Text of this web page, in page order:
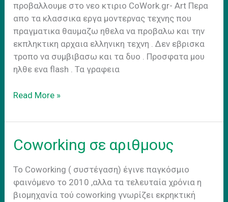
προβαλλουμε στο νεο κτιριο CoWork.gr- Art Περα
απο τα κλασσικα εργα μοντερνας τεχνης που
πραγματικα θαυμαζω ηθελα να προβαλω και την
εκπληκτικη αρχαια ελληνικη τεχνη . Δεν εβρισκα
τροπο να συμβιβασω και τα δυο . Προσφατα μου
ηλθε ενα flash . Τα γραφεια
Εργα
Κεντρο
Read More »
Coworking σε αριθμους
Το Coworking ( συστέγαση) έγινε παγκόσμιο
φαινόμενο το 2010 ,αλλα τα τελευταία χρόνια η
βιομηχανία τού coworking γνωρίζει εκρηκτική